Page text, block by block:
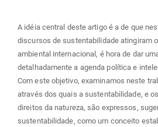
A idéia central deste artigo é a de que
discursos de sustentabilidade atingiram
ambiental internacional, é hora de dar
detalhadamente a agenda política e
Com este objetivo, examinamos neste
através dos quais a sustentabilidade, e
direitos da natureza, são expressos,
sustentabilidade, como um conceito